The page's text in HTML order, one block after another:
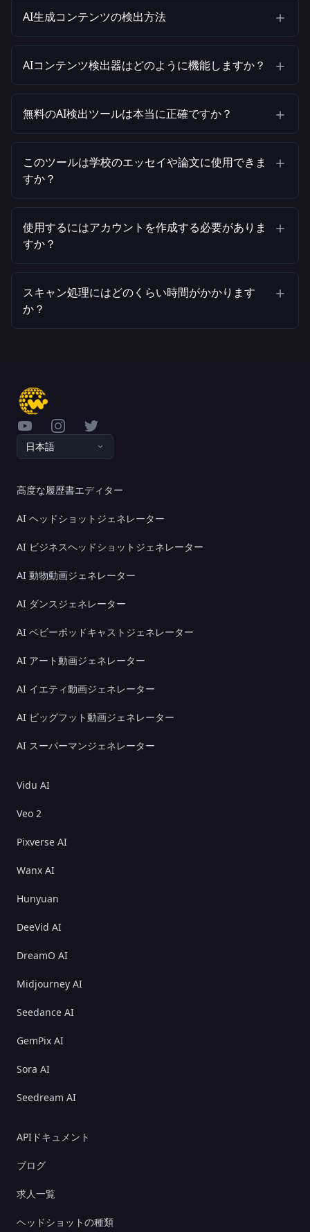
AI生成コンテンツの検出方法
AIコンテンツ検出器はどのように機能しますか？
無料のAI検出ツールは本当に正確ですか？
このツールは学校のエッセイや論文に使用できま
すか？
使用するにはアカウントを作成する必要がありま
すか？
スキャン処理にはどのくらい時間がかかります
か？
YouTubeInstagramTwitter
日本語
高度な履歴書エディター
AI ヘッドショットジェネレーター
AI ビジネスヘッドショットジェネレーター
AI 動物動画ジェネレーター
AI ダンスジェネレーター
AI ベビーポッドキャストジェネレーター
AI アート動画ジェネレーター
AI イエティ動画ジェネレーター
AI ビッグフット動画ジェネレーター
AI スーパーマンジェネレーター
Vidu AI
Veo 2
Pixverse AI
Wanx AI
Hunyuan
DeeVid AI
DreamO AI
Midjourney AI
Seedance AI
GemPix AI
Sora AI
Seedream AI
APIドキュメント
ブログ
求人一覧
ヘッドショットの種類